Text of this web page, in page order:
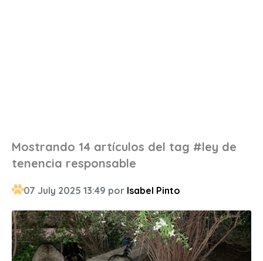
Mostrando 14 artículos del tag #ley de
tenencia responsable
07 July 2025 13:49 por Isabel Pinto